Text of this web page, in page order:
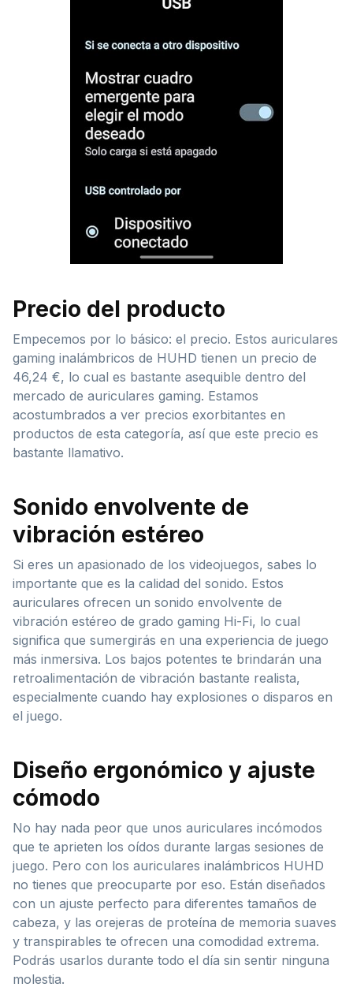
Precio del producto
Empecemos por lo básico: el precio. Estos auriculares
gaming inalámbricos de HUHD tienen un precio de
46,24 €, lo cual es bastante asequible dentro del
mercado de auriculares gaming. Estamos
acostumbrados a ver precios exorbitantes en
productos de esta categoría, así que este precio es
bastante llamativo.
Sonido envolvente de
vibración estéreo
Si eres un apasionado de los videojuegos, sabes lo
importante que es la calidad del sonido. Estos
auriculares ofrecen un sonido envolvente de
vibración estéreo de grado gaming Hi-Fi, lo cual
significa que sumergirás en una experiencia de juego
más inmersiva. Los bajos potentes te brindarán una
retroalimentación de vibración bastante realista,
especialmente cuando hay explosiones o disparos en
el juego.
Diseño ergonómico y ajuste
cómodo
No hay nada peor que unos auriculares incómodos
que te aprieten los oídos durante largas sesiones de
juego. Pero con los auriculares inalámbricos HUHD
no tienes que preocuparte por eso. Están diseñados
con un ajuste perfecto para diferentes tamaños de
cabeza, y las orejeras de proteína de memoria suaves
y transpirables te ofrecen una comodidad extrema.
Podrás usarlos durante todo el día sin sentir ninguna
molestia.